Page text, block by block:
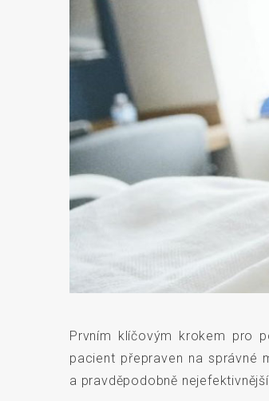
Prvním klíčovým krokem pro
pacient přepraven na správné
a pravděpodobně